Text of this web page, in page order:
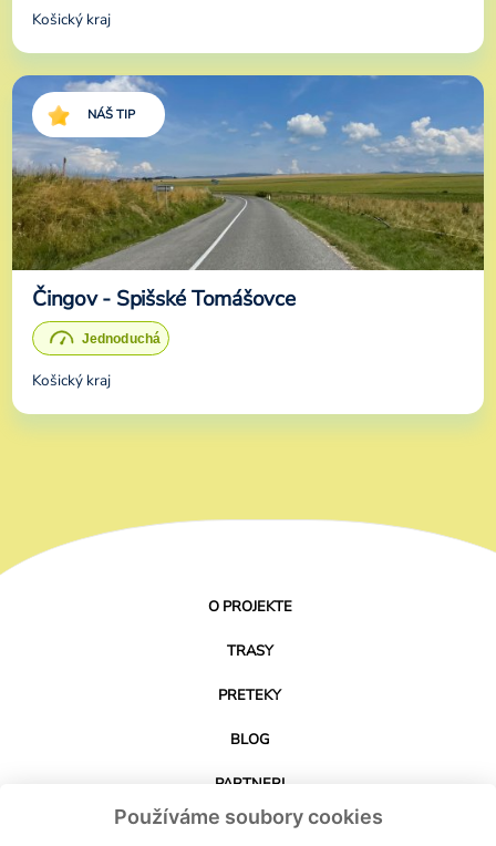
Používáme soubory cookies
Košický kraj
NÁŠ TIP
Čingov - Spišské Tomášovce
Košický kraj
O PROJEKTE
TRASY
PRETEKY
BLOG
PARTNERI
KONTAKT